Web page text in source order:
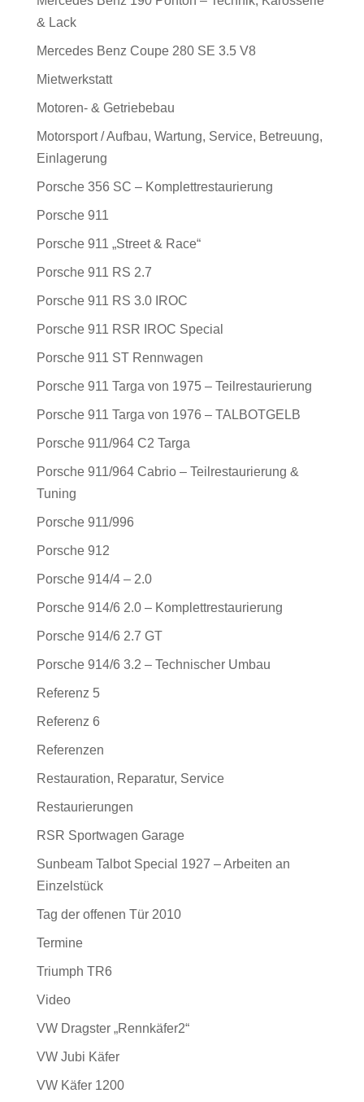
& Lack
Mercedes Benz Coupe 280 SE 3.5 V8
Mietwerkstatt
Motoren- & Getriebebau
Motorsport / Aufbau, Wartung, Service, Betreuung,
Einlagerung
Porsche 356 SC – Komplettrestaurierung
Porsche 911
Porsche 911 „Street & Race“
Porsche 911 RS 2.7
Porsche 911 RS 3.0 IROC
Porsche 911 RSR IROC Special
Porsche 911 ST Rennwagen
Porsche 911 Targa von 1975 – Teilrestaurierung
Porsche 911 Targa von 1976 – TALBOTGELB
Porsche 911/964 C2 Targa
Porsche 911/964 Cabrio – Teilrestaurierung &
Tuning
Porsche 911/996
Porsche 912
Porsche 914/4 – 2.0
Porsche 914/6 2.0 – Komplettrestaurierung
Porsche 914/6 2.7 GT
Porsche 914/6 3.2 – Technischer Umbau
Referenz 5
Referenz 6
Referenzen
Restauration, Reparatur, Service
Restaurierungen
RSR Sportwagen Garage
Sunbeam Talbot Special 1927 – Arbeiten an
Einzelstück
Tag der offenen Tür 2010
Termine
Triumph TR6
Video
VW Dragster „Rennkäfer2“
VW Jubi Käfer
VW Käfer 1200